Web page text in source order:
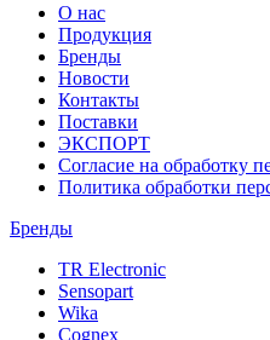
О нас
Продукция
Бренды
Новости
Контакты
Поставки
ЭКСПОРТ
Согласие на обработку
Политика обработки
Бренды
TR Electronic
Sensopart
Wika
Cognex